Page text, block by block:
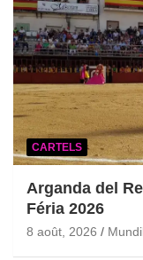
CARTELS
Arganda del
Féria 2026
8 août, 2026